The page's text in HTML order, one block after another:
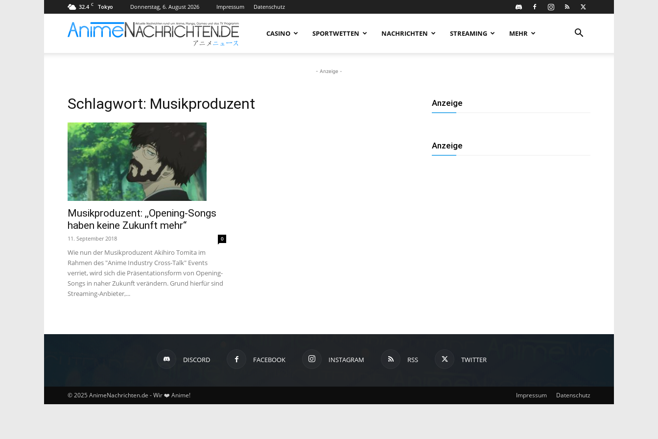
32.4 C Tokyo Donnerstag, 6. August 2026 Impressum Datenschutz
AnimeNachrichten
Aktuelle
Games
CASINO SPORTWETTEN NACHRICHTEN STREAMING MEHR
- Anzeige -
Schlagwort: Musikproduzent
Musikproduzent: ,,Opening-Songs
haben keine Zukunft mehr“
11. September 2018 0
Wie nun der Musikproduzent Akihiro Tomita im
Rahmen des "Anime Industry Cross-Talk" Events
verriet, wird sich die Präsentationsform von Opening-
Songs in naher Zukunft verändern. Grund hierfür sind
Streaming-Anbieter,...
Anzeige
Anzeige
DISCORD FACEBOOK INSTAGRAM RSS TWITTER
Impressum Datenschutz
© 2025 AnimeNachrichten.de - Wir ❤️ Anime!